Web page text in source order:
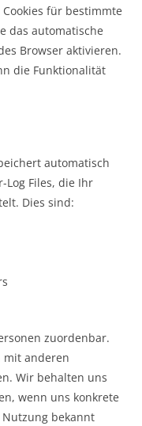
für bestimmte
das automatische
Browser aktivieren.
die Funktionalität
automatisch
Log Files, die Ihr
Dies sind:
zuordenbar.
mit anderen
Wir behalten uns
wenn uns konkrete
bekannt